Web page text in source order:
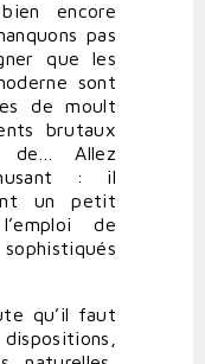
encore
pas
que les
sont
de moult
brutaux
de… Allez
: il
un petit
de
qu’il faut